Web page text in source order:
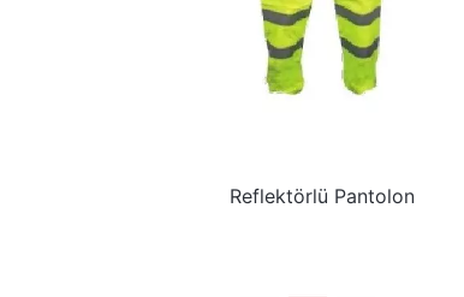
Reflektörlü Pantolon